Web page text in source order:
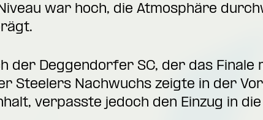
war hoch, die Atmosphäre
der Deggendorfer SC, der das Finale
Steelers Nachwuchs zeigte in der
verpasste jedoch den Einzug in